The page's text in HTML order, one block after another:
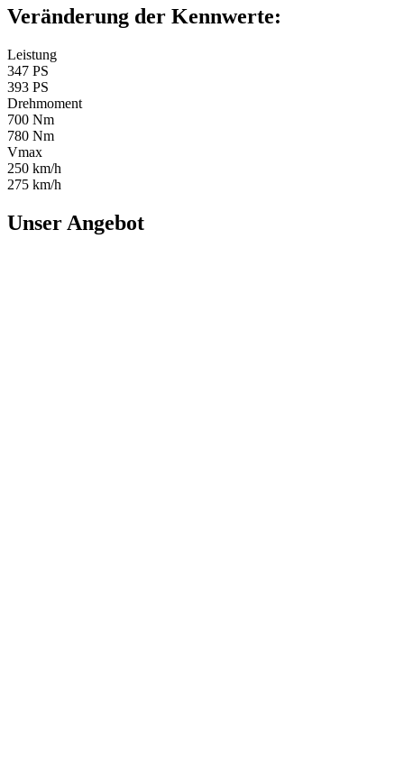
Veränderung der Kennwerte:
Leistung
347 PS
393 PS
Drehmoment
700 Nm
780 Nm
Vmax
250 km/h
275 km/h
Unser Angebot